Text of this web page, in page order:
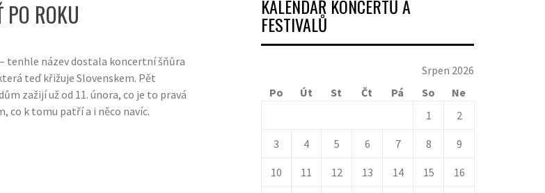
PO ROKU
– tenhle název dostala koncertní šňůra
teď křižuje Slovenskem. Pět
zažijí už od 11. února, co je to pravá
co k tomu patří a i něco navíc.
KALENDÁŘ KONCERTŮ A
FESTIVALŮ
Srpen 2026
Po
Út St Čt Pá So
Ne
1
2
3 4 5 6 7 8 9
10 11 12 13 14 15 16